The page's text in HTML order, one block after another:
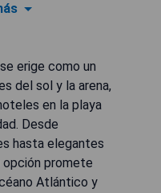
erige como un
del sol y la arena,
en la playa
Desde
hasta elegantes
opción promete
Atlántico y